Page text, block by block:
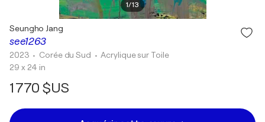
1/13
see1263
Seungho Jang
2023 • Corée du Sud •Acrylique sur Toile
29 x 24 in
1 770 $US